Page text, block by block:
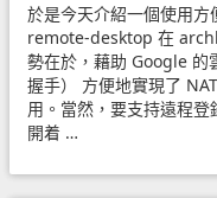
於是今天介紹一個使用
remote-desktop 在
勢在於，藉助 Google 的
握手） 方便地實現了
用。當然，要支持遠程
開着 …